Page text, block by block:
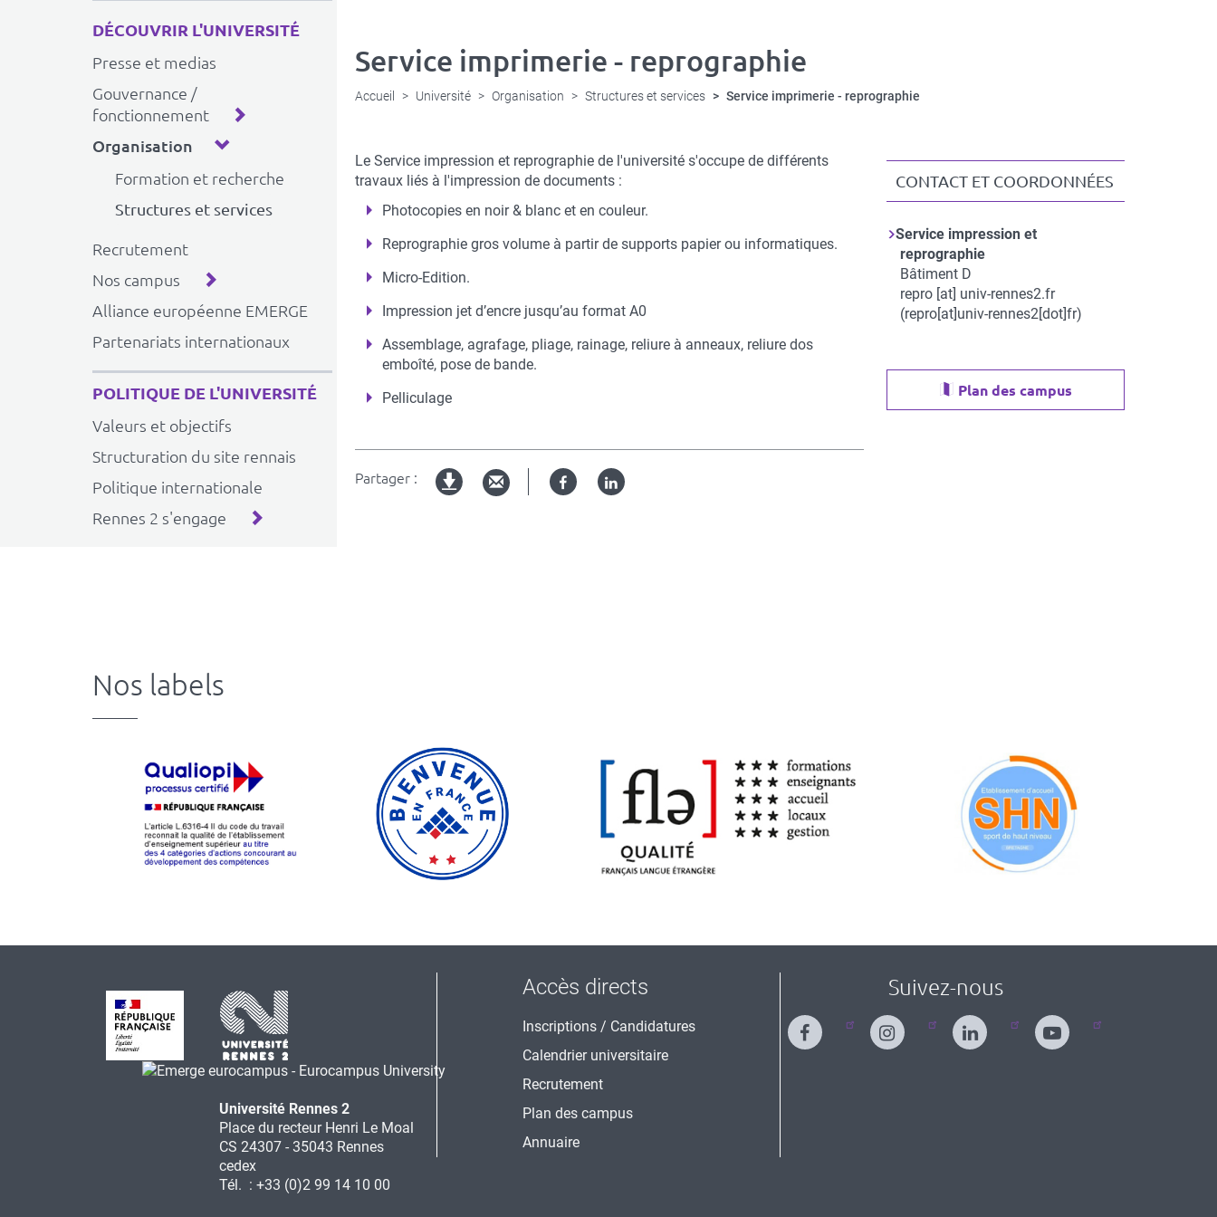
DÉCOUVRIR L'UNIVERSITÉ
Presse et medias
Gouvernance /
fonctionnement
Organisation
Formation et recherche
Structures et services
Recrutement
Nos campus
Alliance européenne EMERGE
Partenariats internationaux
POLITIQUE DE L'UNIVERSITÉ
Valeurs et objectifs
Structuration du site rennais
Politique internationale
Rennes 2 s'engage
Service imprimerie - reprographie
Accueil Université Organisation Structures et services Service imprimerie - reprographie
Description
succinte
Le Service impression et reprographie de l'université s'occupe de différents
travaux liés à l'impression de documents :
Photocopies en noir & blanc et en couleur.
Reprographie gros volume à partir de supports papier ou informatiques.
Micro-Edition.
Impression jet d’encre jusqu’au format A0
Assemblage, agrafage, pliage, rainage, reliure à anneaux, reliure dos
emboîté, pose de bande.
Pelliculage
Partager : FacebookLinked
CONTACT ET COORDONNÉES
et
coordonnées
Service impression et
reprographie
Bâtiment D
repro[at] univ-rennes2.fr
(repro[at]univ-rennes2[dot]fr)
Plan des campus
Nos labels
Université Rennes 2
Place du recteur Henri Le Moal
CS 24307 - 35043 Rennes
cedex
Tél. : +33 (0)2 99 14 10 00
Accès directs
Inscriptions / Candidatures
Calendrier universitaire
Recrutement
Plan des campus
Annuaire
Suivez-nous